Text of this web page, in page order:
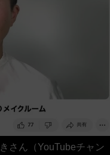
さん（YouTubeチャン